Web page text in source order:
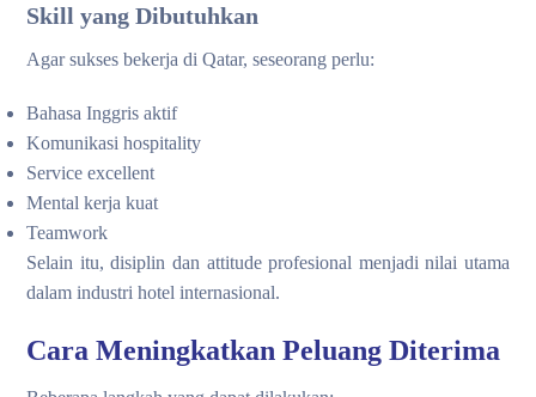
Skill yang Dibutuhkan
Agar sukses bekerja di Qatar, seseorang perlu:
Bahasa Inggris aktif
Komunikasi hospitality
Service excellent
Mental kerja kuat
Teamwork
Selain itu, disiplin dan attitude profesional menjadi nilai utama
dalam industri hotel internasional.
Cara Meningkatkan Peluang Diterima